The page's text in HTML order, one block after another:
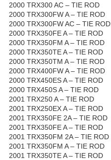
2000 TRX300 AC – TIE ROD
2000 TRX300FW A – TIE ROD
2000 TRX300FW AC – TIE ROD
2000 TRX350FE A – TIE ROD
2000 TRX350FM A – TIE ROD
2000 TRX350TE A – TIE ROD
2000 TRX350TM A – TIE ROD
2000 TRX400FW A – TIE ROD
2000 TRX450ES A – TIE ROD
2000 TRX450S A – TIE ROD
2001 TRX250 A – TIE ROD
2001 TRX250EX A – TIE ROD
2001 TRX350FE 2A – TIE ROD
2001 TRX350FE A – TIE ROD
2001 TRX350FM 2A – TIE ROD
2001 TRX350FM A – TIE ROD
2001 TRX350TE A – TIE ROD